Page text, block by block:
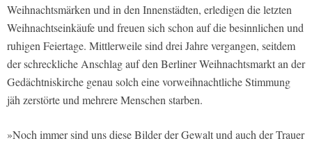
Weihnachtsmärken und in den Innenstädten, erledigen die letzten
Weihnachtseinkäufe und freuen sich schon auf die besinnlichen und
ruhigen Feiertage. Mittlerweile sind drei Jahre vergangen, seitdem
der schreckliche Anschlag auf den Berliner Weihnachtsmarkt an der
Gedächtniskirche genau solch eine vorweihnachtliche Stimmung
jäh zerstörte und mehrere Menschen starben.
»Noch immer sind uns diese Bilder der Gewalt und auch der Trauer